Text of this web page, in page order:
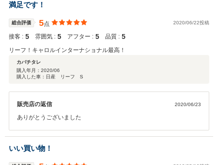
満足です！
総合評価 5点 2020/06/22投稿
接客 : 5 雰囲気 : 5 アフター : 5 品質 : 5
リーフ！キャロルインターナショナル最高！
カバチタレ
購入年月： 2020/06
購入した車：日産 リーフ S
販売店の返信 2020/06/23
ありがとうございました
いい買い物！